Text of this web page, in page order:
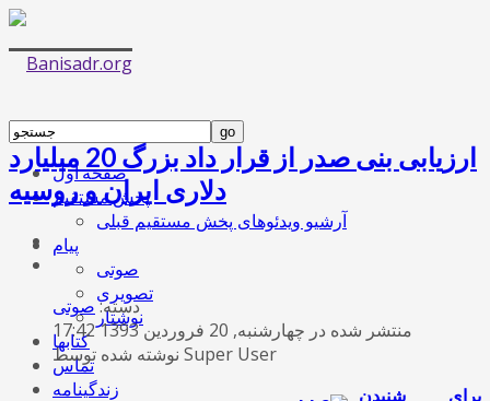
صفحه اول
پخش مستقیم
آرشیو ویدئوهای پخش مستقیم قبلی
پیام
صوتی
تصویری
نوشتار
کتابها
تماس
زندگینامه
ارزیابی بنی صدر از قرار داد بزرگ 20 میلیارد
دلاری ایران و روسیه
دسته:صوتی
منتشر شده در چهارشنبه, 20 فروردين 1393 17:42
نوشته شده توسط Super User
برای شنیدن